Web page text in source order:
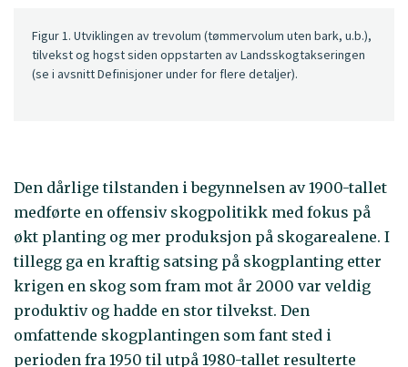
Figur 1. Utviklingen av trevolum (tømmervolum uten bark, u.b.),
tilvekst og hogst siden oppstarten av Landsskogtakseringen
(se i avsnitt Definisjoner under for flere detaljer).
Den dårlige tilstanden i begynnelsen av 1900-tallet
medførte en offensiv skogpolitikk med fokus på
økt planting og mer produksjon på skogarealene. I
tillegg ga en kraftig satsing på skogplanting etter
krigen en skog som fram mot år 2000 var veldig
produktiv og hadde en stor tilvekst. Den
omfattende skogplantingen som fant sted i
perioden fra 1950 til utpå 1980-tallet resulterte